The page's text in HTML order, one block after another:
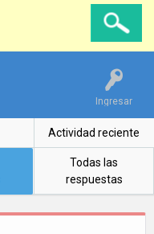
Ingresar
Actividad reciente
Todas las
respuestas